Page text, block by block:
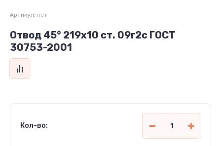
Артикул: нет
Отвод 45° 219х10 ст. 09г2с ГОСТ
30753-2001
Кол-во: